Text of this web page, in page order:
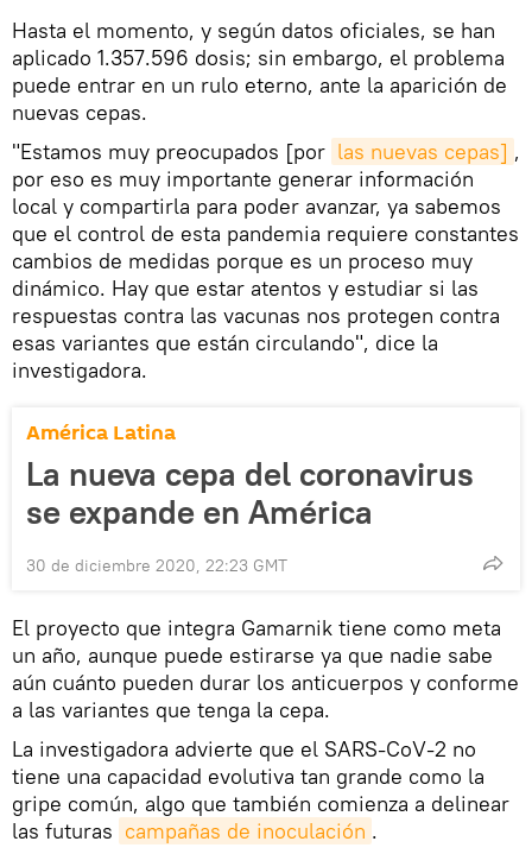
Hasta el momento, y según datos oficiales, se han
aplicado 1.357.596 dosis; sin embargo, el problema
puede entrar en un rulo eterno, ante la aparición de
nuevas cepas.
"Estamos muy preocupados [por las nuevas cepas] ,
por eso es muy importante generar información
local y compartirla para poder avanzar, ya sabemos
que el control de esta pandemia requiere constantes
cambios de medidas porque es un proceso muy
dinámico. Hay que estar atentos y estudiar si las
respuestas contra las vacunas nos protegen contra
esas variantes que están circulando", dice la
investigadora.
América Latina
La nueva cepa del coronavirus
se expande en América
30 de diciembre 2020, 22:23 GMT
El proyecto que integra Gamarnik tiene como meta
un año, aunque puede estirarse ya que nadie sabe
aún cuánto pueden durar los anticuerpos y conforme
a las variantes que tenga la cepa.
La investigadora advierte que el SARS-CoV-2 no
tiene una capacidad evolutiva tan grande como la
gripe común, algo que también comienza a delinear
las futuras campañas de inoculación .